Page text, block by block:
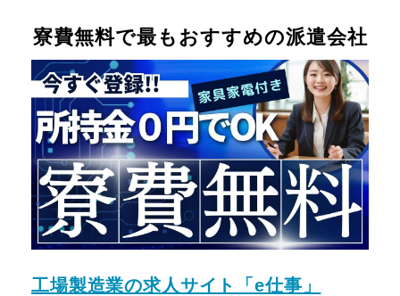
寮費無料で最もおすすめの派遣会社
工場製造業の求人サイト「e仕事」